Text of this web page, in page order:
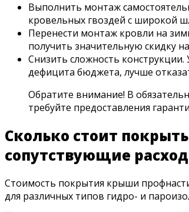
Выполнить монтаж
кровельных гвоздей с широкой
Перенести монтаж кровли на
получить значительную скидку
Снизить сложность
дефицита бюджета, лучше
Обратите внимание! В
требуйте предоставления
Сколько стоит
сопутствующие
Стоимость покрытия крыши
для различных типов гидро- и